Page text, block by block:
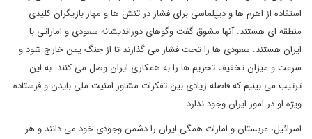
استفاده از اهرم ها و دیپلماسی برای فشار در تنش ها و مهار بازیگران کلیدی
منطقه ای هستند. آنها مشوق گفت وگوهای دوراندیشانه سعودی و اماراتی با
ایران هستند. سعودی ها را تحت فشار می گذارند تا از جنگ یمن خارج شود و
سرعت و میزان تخفیف تحریم ها را به همکاری ایران وصل می کنند. به این
ترتیب می بینیم که فاصله زیادی بین تفکرات مشاور امنیت ملی بایدن و فرستاده
ویژه او در امور ایران وجود ندارد.
اسرائیل، عربستان و امارات همگی ایران را دشمن وجودی خود می دانند و هر